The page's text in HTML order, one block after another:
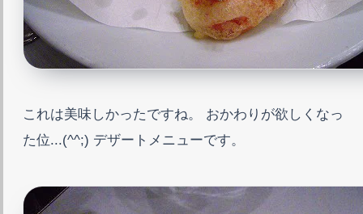
これは美味しかったですね。 おかわりが欲しくなっ
た位...(^^;) デザートメニューです。